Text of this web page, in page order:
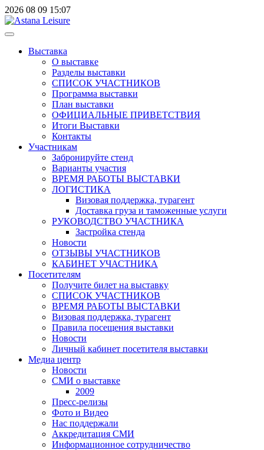
2026 08 09 15:07
Выставка
О выставке
Разделы выставки
СПИСОК УЧАСТНИКОВ
Программа выставки
План выставки
ОФИЦИАЛЬНЫЕ ПРИВЕТСТВИЯ
Итоги Выставки
Контакты
Участникам
Забронируйте стенд
Варианты участия
ВРЕМЯ РАБОТЫ ВЫСТАВКИ
ЛОГИСТИКА
Визовая поддержка, турагент
Доставка груза и таможенные услуги
РУКОВОДСТВО УЧАСТНИКА
Застройка стенда
Новости
ОТЗЫВЫ УЧАСТНИКОВ
КАБИНЕТ УЧАСТНИКА
Посетителям
Получите билет на выставку
СПИСОК УЧАСТНИКОВ
ВРЕМЯ РАБОТЫ ВЫСТАВКИ
Визовая поддержка, турагент
Правила посещения выставки
Новости
Личный кабинет посетителя выставки
Медиа центр
Новости
СМИ о выставке
2009
Пресс-релизы
Фото и Видео
Нас поддержали
Аккредитация СМИ
Информационное сотрудничество